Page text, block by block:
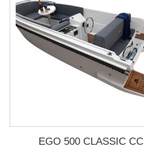
EGO 500 CLASSIC CC